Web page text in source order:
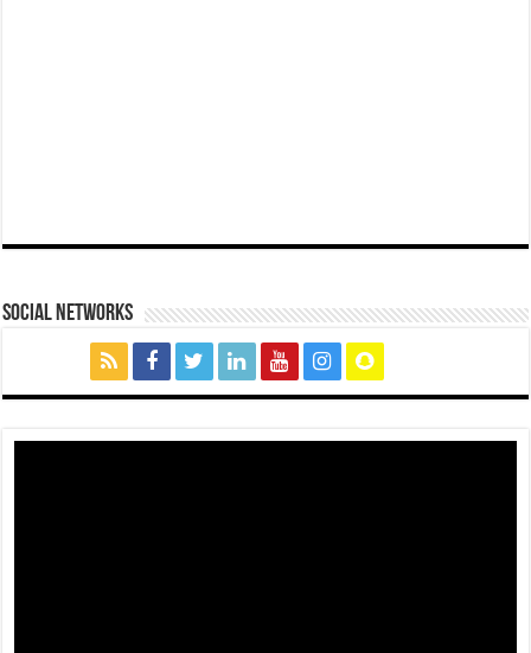
social networks